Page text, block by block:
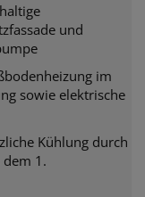
und
im
sowie elektrische
Kühlung durch
1.